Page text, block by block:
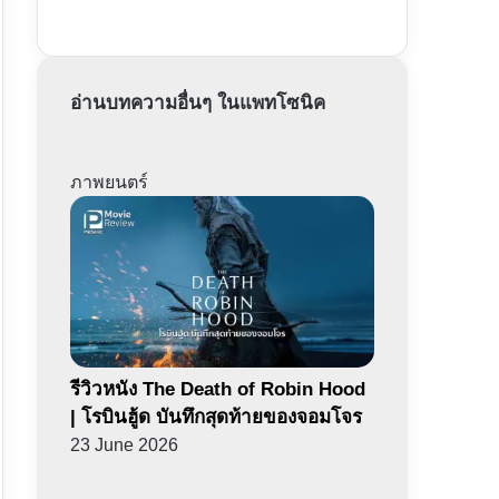
อ่านบทความอื่นๆ ในแพทโซนิค
ภาพยนตร์
รีวิวหนัง The Death of Robin Hood
| โรบินฮู้ด บันทึกสุดท้ายของจอมโจร
23 June 2026